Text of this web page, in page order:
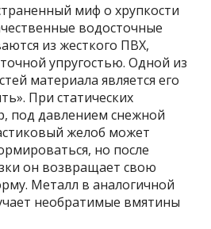
миф о хрупкости
водосточные
из жесткого ПВХ,
упругостью. Одной из
материала является его
При статических
под давлением снежной
желоб может
но после
он возвращает свою
Металл в аналогичной
необратимые вмятины